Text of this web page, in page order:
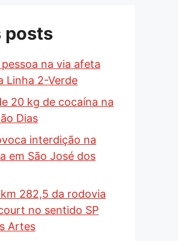
posts
na via afeta
Linha 2-Verde
20 kg de cocaína na
Dias
interdição na
em São José dos
282,5 da rodovia
no sentido SP
Artes